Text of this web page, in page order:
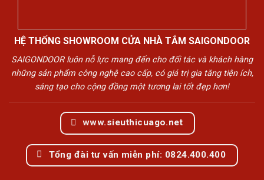
HỆ THỐNG SHOWROOM CỬA NHÀ TẮM SAIGONDOOR
SAIGONDOOR luôn nỗ lực mang đến cho đối tác và khách hàng
những sản phẩm công nghệ cao cấp, có giá trị gia tăng tiện ích,
sáng tạo cho cộng đồng một tương lai tốt đẹp hơn!
www.sieuthicuago.net
Tổng đài tư vấn miễn phí: 0824.400.400